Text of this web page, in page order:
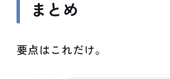
まとめ
要点はこれだけ。